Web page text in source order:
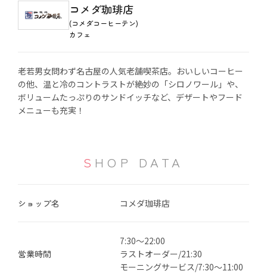
コメダ珈琲店
(コメダコーヒーテン)
カフェ
老若男女問わず名古屋の人気老舗喫茶店。おいしいコーヒー
の他、温と冷のコントラストが絶妙の「シロノワール」や、
ボリュームたっぷりのサンドイッチなど、デザートやフード
メニューも充実！
SHOP DATA
ショップ名 コメダ珈琲店
営業時間
7:30～22:00
ラストオーダー/21:30
モーニングサービス/7:30～11:00